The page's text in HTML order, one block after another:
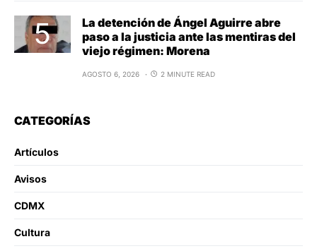
La detención de Ángel Aguirre abre
paso a la justicia ante las mentiras del
viejo régimen: Morena
AGOSTO 6, 2026 2 MINUTE READ
CATEGORÍAS
Artículos
Avisos
CDMX
Cultura